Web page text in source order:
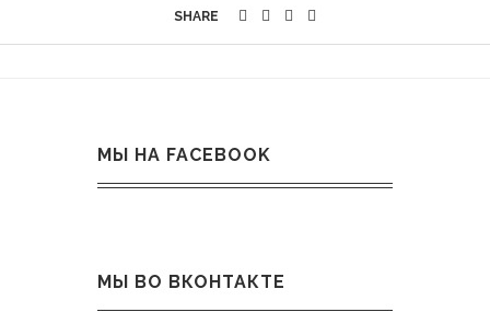
SHARE
МЫ НА FACEBOOK
МЫ ВО ВКОНТАКТЕ